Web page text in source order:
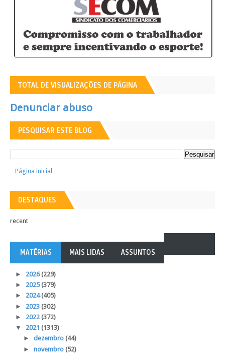
TOTAL DE VISUALIZAÇÕES DE PÁGINA
Denunciar abuso
PESQUISAR ESTE BLOG
Página inicial
DESTAQUES
recent
MATÉRIAS MAIS LIDAS ASSUNTOS
► 2026(229)
► 2025(379)
► 2024(405)
► 2023 (302)
► 2022(372)
▼ 2021 (1313)
► dezembro (44)
► novembro (52)